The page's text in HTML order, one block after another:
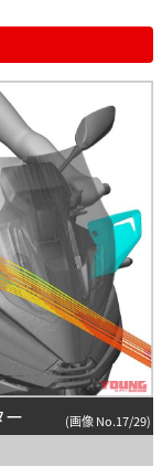
ー (画像 No.17/29)